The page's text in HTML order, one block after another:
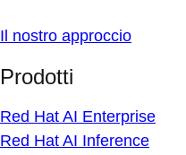
Il nostro approccio
Prodotti
Red Hat AI Enterprise
Red Hat AI Inference